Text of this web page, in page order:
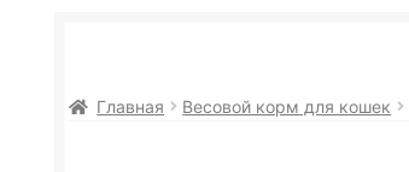
Главная Весовой корм для кошек